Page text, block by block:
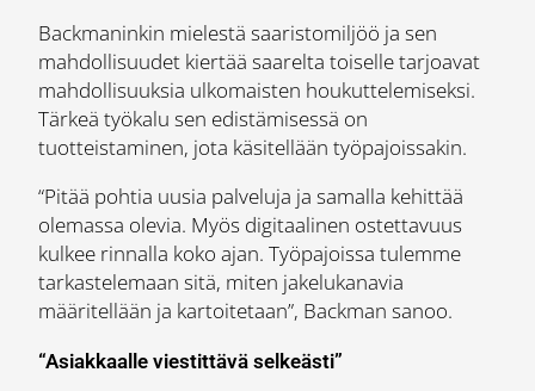
Backmaninkin mielestä saaristomiljöö ja sen
mahdollisuudet kiertää saarelta toiselle tarjoavat
mahdollisuuksia ulkomaisten houkuttelemiseksi.
Tärkeä työkalu sen edistämisessä on
tuotteistaminen, jota käsitellään työpajoissakin.
“Pitää pohtia uusia palveluja ja samalla kehittää
olemassa olevia. Myös digitaalinen ostettavuus
kulkee rinnalla koko ajan. Työpajoissa tulemme
tarkastelemaan sitä, miten jakelukanavia
määritellään ja kartoitetaan”, Backman sanoo.
“Asiakkaalle viestittävä selkeästi”